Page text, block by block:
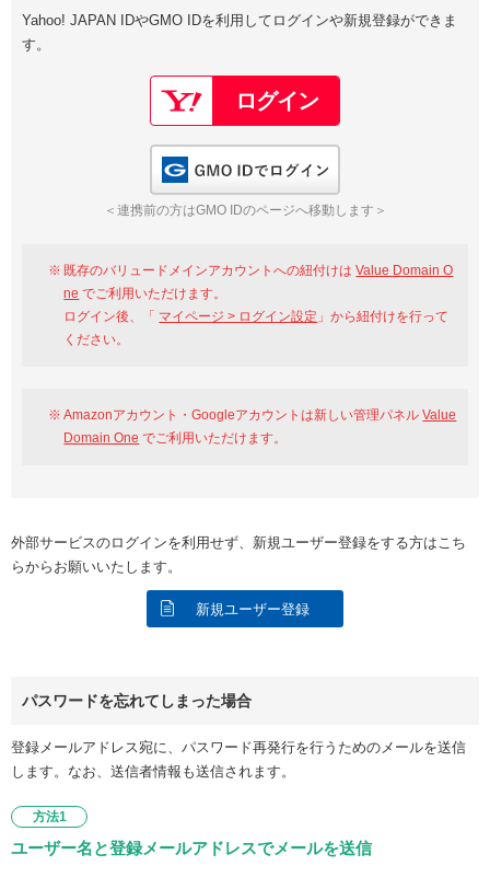
Google
GMO ID Amazon
※AmazonはValue Domain Oneのログイン画面へ遷移します
Value Domain Oneアカウント作成
以下でも登録可能
Google Yahoo!
GMO ID
Yahoo! JAPAN IDやGMO IDを利用してログインや新規登録ができま
す。
＜連携前の方はGMO IDのページへ移動します＞
既存のバリュードメインアカウントへの紐付けはValue Domain O
ne でご利用いただけます。
ログイン後、「 マイページ > ログイン設定 」から紐付けを行って
ください。
Amazonアカウント・Googleアカウントは新しい管理パネルValue
Domain One でご利用いただけます。
外部サービスのログインを利用せず、新規ユーザー登録をする方はこち
らからお願いいたします。
新規ユーザー登録
パスワードを忘れてしまった場合
登録メールアドレス宛に、パスワード再発行を行うためのメールを送信
します。なお、送信者情報も送信されます。
方法1
ユーザー名と登録メールアドレスでメールを送信